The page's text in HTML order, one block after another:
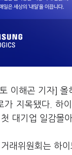
이해곤 기자]
가 지목됐다. 하
대기업 일감몰
래위원회는 하